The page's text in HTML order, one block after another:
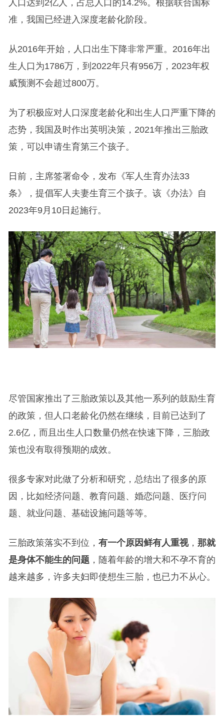
人口达到2亿人，占总人口的14.2%。根据联合国标
准，我国已经进入深度老龄化阶段。
从2016年开始，人口出生下降非常严重。2016年出
生人口为1786万，到2022年只有956万，2023年权
威预测不会超过800万。
为了积极应对人口深度老龄化和出生人口严重下降的
态势，我国及时作出英明决策，2021年推出三胎政
策，可以申请生育第三个孩子。
日前，主席签署命令，发布《军人生育办法33
条》，提倡军人夫妻生育三个孩子。该《办法》自
2023年9月10日起施行。
尽管国家推出了三胎政策以及其他一系列的鼓励生育
的政策，但人口老龄化仍然在继续，目前已达到了
2.6亿，而且出生人口数量仍然在快速下降，三胎政
策也没有取得预期的成效。
很多专家对此做了分析和研究，总结出了很多的原
因，比如经济问题、教育问题、婚恋问题、医疗问
题、就业问题、基础设施问题等等。
三胎政策落实不到位， 有一个原因鲜有人重视， 那就
是身体不能生的问题，随着年龄的增大和不孕不育的
越来越多，许多夫妇即使想生三胎，也已力不从心。